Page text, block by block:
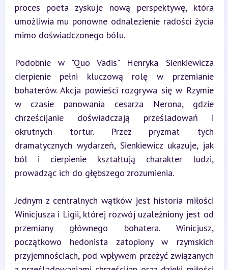
proces poeta zyskuje nową perspektywę, która
umożliwia mu ponowne odnalezienie radości życia
mimo doświadczonego bólu.
Podobnie w "Quo Vadis" Henryka Sienkiewicza
cierpienie pełni kluczową rolę w przemianie
bohaterów. Akcja powieści rozgrywa się w Rzymie
w czasie panowania cesarza Nerona, gdzie
chrześcijanie doświadczają prześladowań i
okrutnych tortur. Przez pryzmat tych
dramatycznych wydarzeń, Sienkiewicz ukazuje, jak
ból i cierpienie kształtują charakter ludzi,
prowadząc ich do głębszego zrozumienia.
Jednym z centralnych wątków jest historia miłości
Winicjusza i Ligii, której rozwój uzależniony jest od
przemiany głównego bohatera. Winicjusz,
początkowo hedonista zatopiony w rzymskich
przyjemnościach, pod wpływem przeżyć związanych